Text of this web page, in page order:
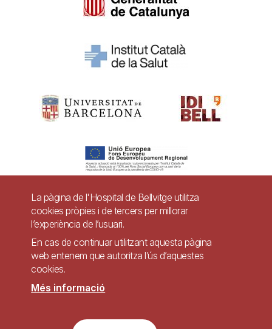
Pie
página
Contacte
Accessibilitat Avís legal Ajuda
Lloc web accessible de conformitat amb el Reial Decret 1112/2018, de 7 de
La pàgina de l'Hospital de Bellvitge utilitza
cookies pròpies i de tercers per millorar
l’experiència de l’usuari.
En cas de continuar utilitzant aquesta pàgina
web entenem que autoritza l’ús d’aquestes
cookies.
Més informació